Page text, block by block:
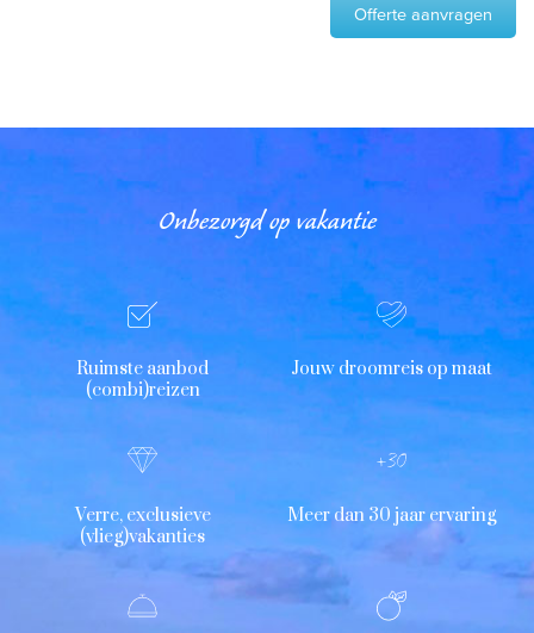
Offerte aanvragen
Onbezorgd op vakantie
Ruimste aanbod
(combi)reizen
Jouw droomreis op maat
Verre, exclusieve
(vlieg)vakanties
Meer dan 30 jaar ervaring